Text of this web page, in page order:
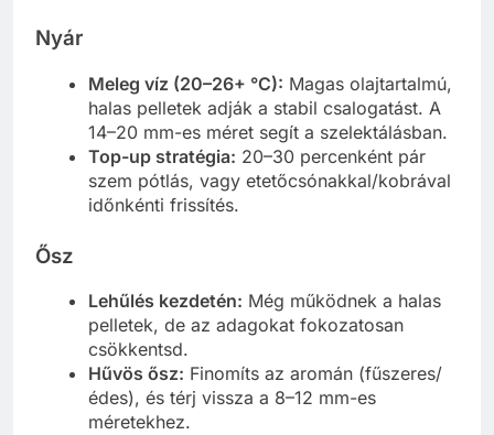
Nyár
Meleg víz (20–26+ °C): Magas olajtartalmú,
halas pelletek adják a stabil csalogatást. A
14–20 mm-es méret segít a szelektálásban.
Top-up stratégia: 20–30 percenként pár
szem pótlás, vagy etetőcsónakkal/kobrával
időnkénti frissítés.
Ősz
Lehűlés kezdetén: Még működnek a halas
pelletek, de az adagokat fokozatosan
csökkentsd.
Hűvös ősz: Finomíts az aromán (fűszeres/
édes), és térj vissza a 8–12 mm-es
méretekhez.